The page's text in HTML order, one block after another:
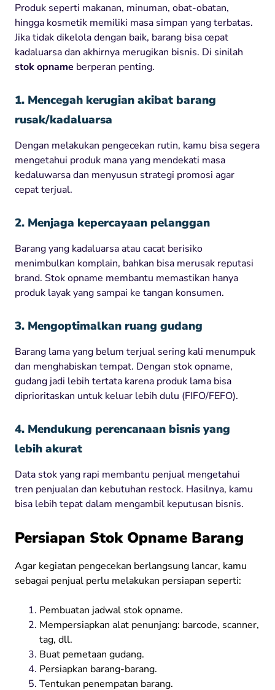
Produk seperti makanan, minuman, obat-obatan,
hingga kosmetik memiliki masa simpan yang terbatas.
Jika tidak dikelola dengan baik, barang bisa cepat
kadaluarsa dan akhirnya merugikan bisnis. Di sinilah
stok opname berperan penting.
1. Mencegah kerugian akibat barang
rusak/kadaluarsa
Dengan melakukan pengecekan rutin, kamu bisa segera
mengetahui produk mana yang mendekati masa
kedaluwarsa dan menyusun strategi promosi agar
cepat terjual.
2. Menjaga kepercayaan pelanggan
Barang yang kadaluarsa atau cacat berisiko
menimbulkan komplain, bahkan bisa merusak reputasi
brand. Stok opname membantu memastikan hanya
produk layak yang sampai ke tangan konsumen.
3. Mengoptimalkan ruang gudang
Barang lama yang belum terjual sering kali menumpuk
dan menghabiskan tempat. Dengan stok opname,
gudang jadi lebih tertata karena produk lama bisa
diprioritaskan untuk keluar lebih dulu (FIFO/FEFO).
4. Mendukung perencanaan bisnis yang
lebih akurat
Data stok yang rapi membantu penjual mengetahui
tren penjualan dan kebutuhan restock. Hasilnya, kamu
bisa lebih tepat dalam mengambil keputusan bisnis.
Persiapan Stok Opname Barang
Agar kegiatan pengecekan berlangsung lancar, kamu
sebagai penjual perlu melakukan persiapan seperti:
Pembuatan jadwal stok opname.
Mempersiapkan alat penunjang: barcode, scanner,
tag, dll.
Buat pemetaan gudang.
Persiapkan barang-barang.
Tentukan penempatan barang.